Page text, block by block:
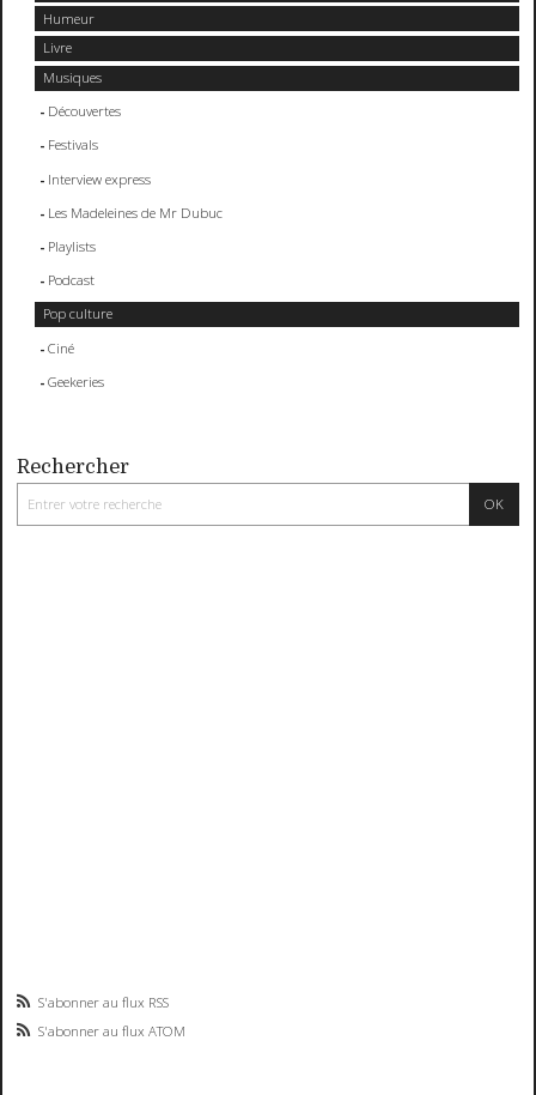
Humeur
Livre
Musiques
Découvertes
Festivals
Interview express
Les Madeleines de Mr Dubuc
Playlists
Podcast
Pop culture
Ciné
Geekeries
Rechercher
S'abonner au flux RSS
S'abonner au flux ATOM